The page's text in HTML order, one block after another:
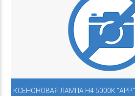
КСЕНОНОВАЯ ЛАМПА H4 5000К "APP"